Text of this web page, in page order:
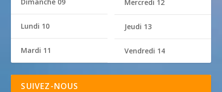
Dimanche 09
Lundi 10
Mardi 11
Mercredi 12
Jeudi 13
Vendredi 14
SUIVEZ-NOUS